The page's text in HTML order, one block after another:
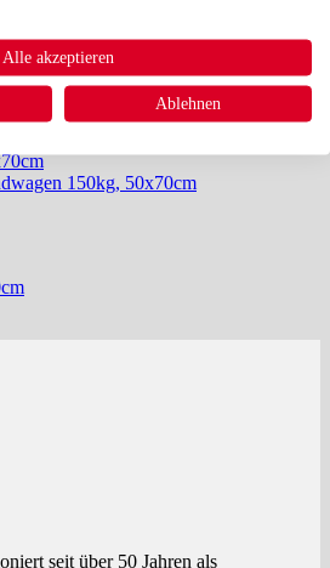
seit über 50 Jahren als
Alle akzeptieren
Ablehnen